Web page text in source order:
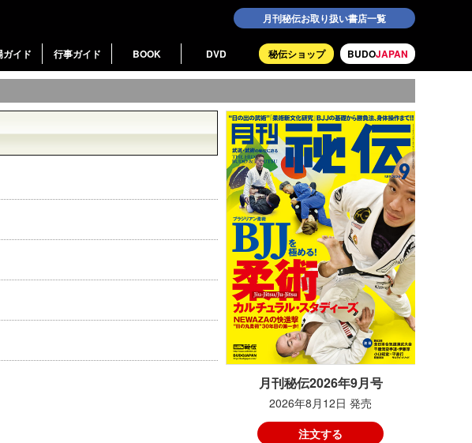
月刊秘伝お取り扱い書店一覧
BUDOJAPAN
秘伝ショップ
ガイド 行事ガイド BOOK DVD
月刊秘伝2026年9月号
2026年8月12日 発売
注文する